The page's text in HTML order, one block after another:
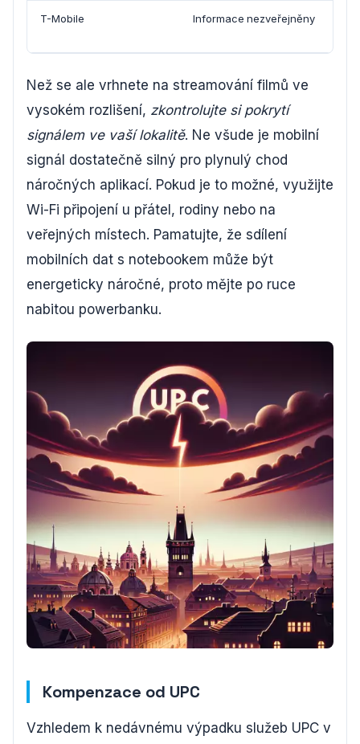
T-Mobile Informace nezveřejněny
Než se ale vrhnete na streamování filmů ve
vysokém rozlišení, zkontrolujte si pokrytí
signálem ve vaší lokalitě. Ne všude je mobilní
signál dostatečně silný pro plynulý chod
náročných aplikací. Pokud je to možné, využijte
Wi-Fi připojení u přátel, rodiny nebo na
veřejných místech. Pamatujte, že sdílení
mobilních dat s notebookem může být
energeticky náročné, proto mějte po ruce
nabitou powerbanku.
Kompenzace od UPC
Vzhledem k nedávnému výpadku služeb UPC v